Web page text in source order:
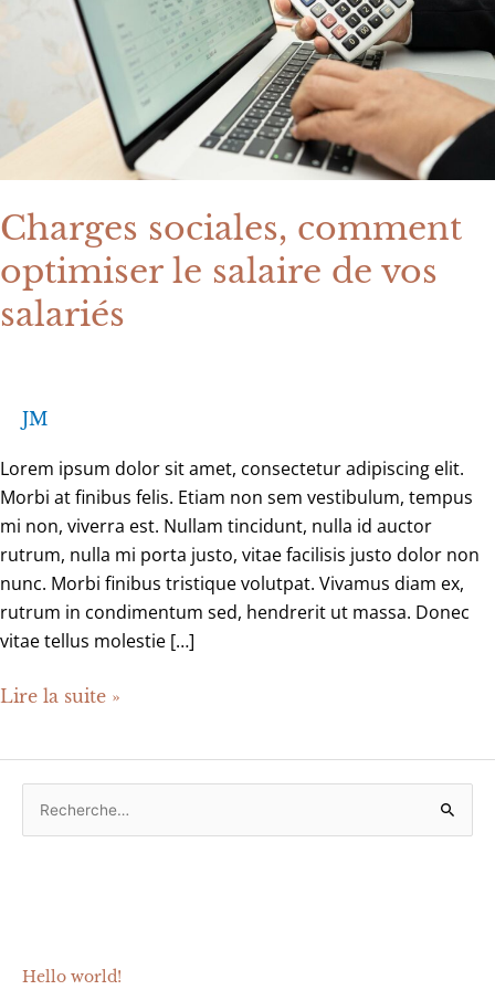
Charges sociales, comment
optimiser le salaire de vos
salariés
JM
Lorem ipsum dolor sit amet, consectetur adipiscing elit.
Morbi at finibus felis. Etiam non sem vestibulum, tempus
mi non, viverra est. Nullam tincidunt, nulla id auctor
rutrum, nulla mi porta justo, vitae facilisis justo dolor non
nunc. Morbi finibus tristique volutpat. Vivamus diam ex,
rutrum in condimentum sed, hendrerit ut massa. Donec
vitae tellus molestie […]
Lire la suite »
e
Hello world!